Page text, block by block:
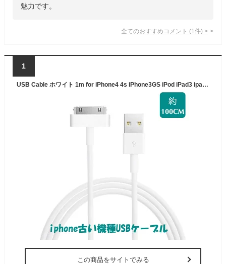
魅力です。
全てのおすすめコメント (1 件) >
1
USB Cable ホワイト 1m for iPhone4 4s iPhone3GS iPod iPad3 ipad2 データ転送 iPhone充電器 iPhoneケーブル USBケーブル usb cable iphone充電ケーブル 30Pin
この商品をサイトでみる